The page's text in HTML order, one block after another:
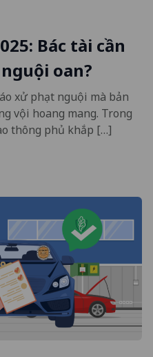
Bác tài cần
oan?
xử phạt nguội mà bản
vội hoang mang. Trong
thông phủ khắp […]